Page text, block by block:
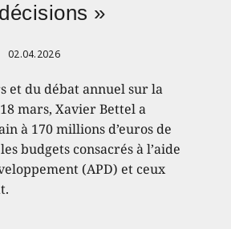
»
02.04.2026
et du débat annuel sur la
mars, Xavier Bettel a
à 170 millions d’euros de
budgets consacrés à l’aide
(APD) et ceux